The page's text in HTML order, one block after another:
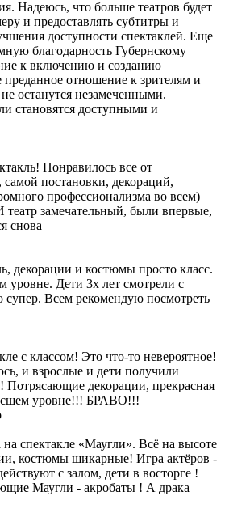
Надеюсь, что больше театров будет
и предоставлять субтитры и
доступности спектаклей. Еще
благодарность Губернскому
к включению и созданию
отношение к зрителям и
останутся незамеченными.
становятся доступными и
Понравилось все от
самой постановки, декораций,
профессионализма во всем)
замечательный, были впервые,
снова
декорации и костюмы просто класс.
уровне. Дети 3х лет смотрели с
Всем рекомендую посмотреть
с классом! Это что-то невероятное!
и взрослые и дети получили
Потрясающие декорации, прекрасная
уровне!!! БРАВО!!!
спектакле «Маугли». Всё на высоте
костюмы шикарные! Игра актёров -
с залом, дети в восторге !
Маугли - акробаты ! А драка